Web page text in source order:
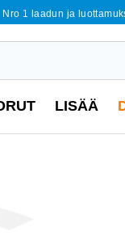
Nro 1 laadun ja
LISÄÄ